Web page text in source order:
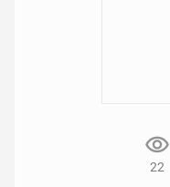
22